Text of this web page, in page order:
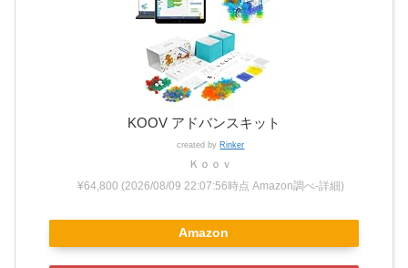
KOOV アドバンスキット
created by Rinker
Ｋｏｏｖ
¥64,800 (2026/08/09 22:07:56時点 Amazon調べ-詳細)
Amazon